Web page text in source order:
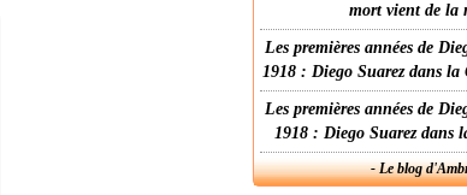
mort vient de la
Les premières années de
1918 : Diego Suarez dans la
Les premières années de
1918 : Diego Suarez dans
- Le blog